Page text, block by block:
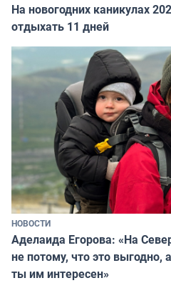
На новогодних каникулах
отдыхать 11 дней
НОВОСТИ
Аделаида Егорова: «На
не потому, что это выгодно,
ты им интересен»